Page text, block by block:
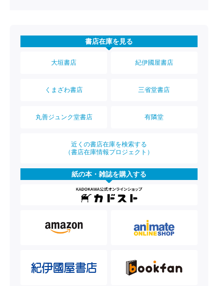
書店在庫を見る
大垣書店 紀伊國屋書店
くまざわ書店 三省堂書店
丸善ジュンク堂書店 有隣堂
近くの書店在庫を検索する
（書店在庫情報プロジェクト）
紙の本・雑誌を購入する